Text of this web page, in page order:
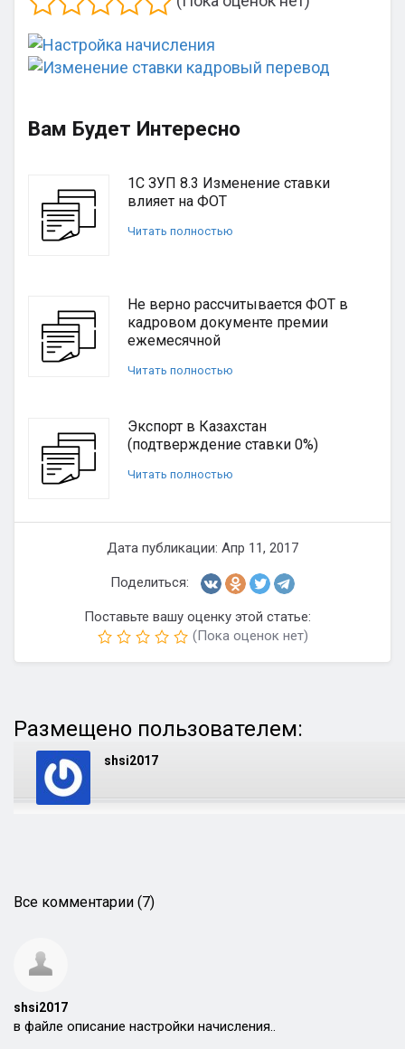
Вам Будет Интересно
1С ЗУП 8.3 Изменение ставки
влияет на ФОТ
Читать полностью
Не верно рассчитывается ФОТ в
кадровом документе премии
ежемесячной
Читать полностью
Экспорт в Казахстан
(подтверждение ставки 0%)
Читать полностью
Дата публикации: Апр 11, 2017
Поделиться:
Поставьте вашу оценку этой статье:
(Пока оценок нет)
Размещено пользователем:
shsi2017
Все комментарии (7)
shsi2017
в файле описание настройки начисления..